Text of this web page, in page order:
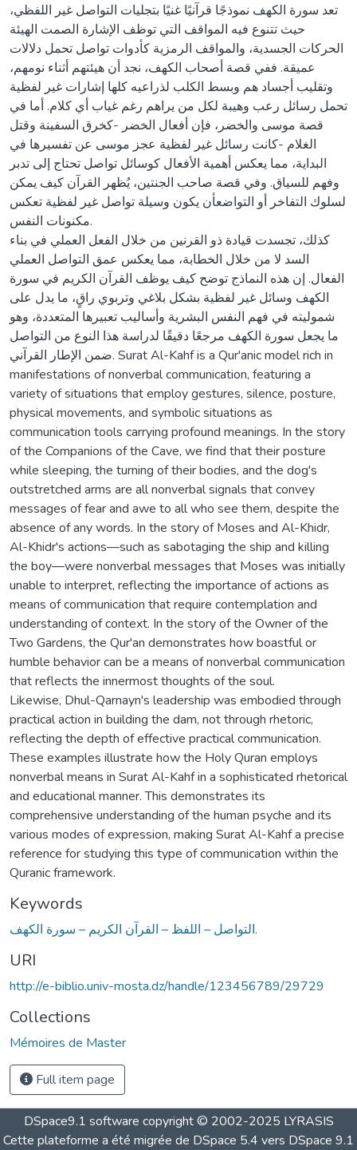
تعد سورة الكهف نموذجًا قرآنيًا غنيًا بتجليات التواصل غير اللفظي،
حيث تتنوع فيه المواقف التي توظف الإشارة الصمت الهيئة
الحركات الجسدية، والمواقف الرمزية كأدوات تواصل تحمل دلالات
عميقة. ففي قصة أصحاب الكهف، نجد أن هيئتهم أثناء نومهم،
وتقليب أجساد هم وبسط الكلب لذراعيه كلها إشارات غير لفظية
تحمل رسائل رعب وهيبة لكل من يراهم رغم غياب أي كلام. أما في
قصة موسى والخضر، فإن أفعال الخضر -كخرق السفينة وقتل
الغلام -كانت رسائل غير لفظية عجز موسى عن تفسيرها في
البداية، مما يعكس أهمية الأفعال كوسائل تواصل تحتاج إلى تدبر
وفهم للسياق. وفي قصة صاحب الجنتين، يُظهر القرآن كيف يمكن
لسلوك التفاخر أو التواضعأن يكون وسيلة تواصل غير لفظية تعكس
مكنونات النفس.
كذلك، تجسدت قيادة ذو القرنين من خلال الفعل العملي في بناء
السد لا من خلال الخطابة، مما يعكس عمق التواصل العملي
الفعال. إن هذه النماذج توضح كيف يوظف القرآن الكريم في سورة
الكهف وسائل غير لفظية بشكل بلاغي وتربوي راقٍ، ما يدل على
شموليته في فهم النفس البشرية وأساليب تعبيرها المتعددة، وهو
ما يجعل سورة الكهف مرجعًا دقيقًا لدراسة هذا النوع من التواصل
ضمن الإطار القرآني. Surat Al-Kahf is a Qur'anic model rich in
manifestations of nonverbal communication, featuring a
variety of situations that employ gestures, silence, posture,
physical movements, and symbolic situations as
communication tools carrying profound meanings. In the story
of the Companions of the Cave, we find that their posture
while sleeping, the turning of their bodies, and the dog's
outstretched arms are all nonverbal signals that convey
messages of fear and awe to all who see them, despite the
absence of any words. In the story of Moses and Al-Khidr,
Al-Khidr's actions—such as sabotaging the ship and killing
the boy—were nonverbal messages that Moses was initially
unable to interpret, reflecting the importance of actions as
means of communication that require contemplation and
understanding of context. In the story of the Owner of the
Two Gardens, the Qur'an demonstrates how boastful or
humble behavior can be a means of nonverbal communication
that reflects the innermost thoughts of the soul.
Likewise, Dhul-Qarnayn's leadership was embodied through
practical action in building the dam, not through rhetoric,
reflecting the depth of effective practical communication.
These examples illustrate how the Holy Quran employs
nonverbal means in Surat Al-Kahf in a sophisticated rhetorical
and educational manner. This demonstrates its
comprehensive understanding of the human psyche and its
various modes of expression, making Surat Al-Kahf a precise
reference for studying this type of communication within the
Quranic framework.
Keywords
التواصل – اللفظ – القرآن الكريم – سورة الكهف.
URI
http://e-biblio.univ-mosta.dz/handle/123456789/29729
Collections
Mémoires de Master
Full item page
DSpace9.1 software copyright © 2002-2025 LYRASIS
Cette plateforme a été migrée de DSpace 5.4 vers DSpace 9.1